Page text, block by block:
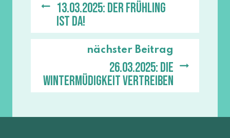
13.03.2025: Der Frühling
ist da!
nächster Beitrag
26.03.2025: Die
Wintermüdigkeit vertreiben